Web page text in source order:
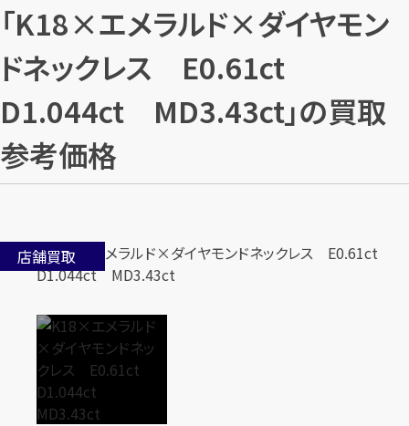
「K18×エメラルド×ダイヤモン
ドネックレス E0.61ct
D1.044ct MD3.43ct」の買取
参考価格
店舗買取